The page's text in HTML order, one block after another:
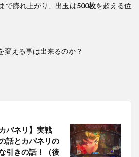
で膨れ上がり、出玉は500枚を超える位
変える事は出来るのか？
バネリ】実戦
話とカバネリの
引きの話！（後